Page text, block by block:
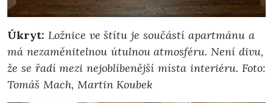
Úkryt: Ložnice ve štítu je součástí apartmánu a
má nezaměnitelnou útulnou atmosféru. Není divu,
že se řadí mezi nejoblíbenější místa interiéru. Foto:
Tomáš Mach, Martin Koubek